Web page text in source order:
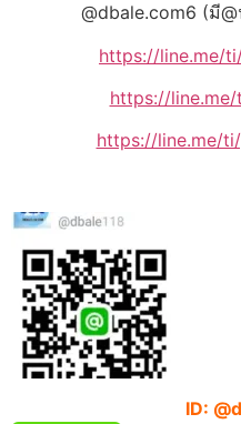
@dbale.com6 (มี
https://line.me/
https://
https://line.me/
ID: